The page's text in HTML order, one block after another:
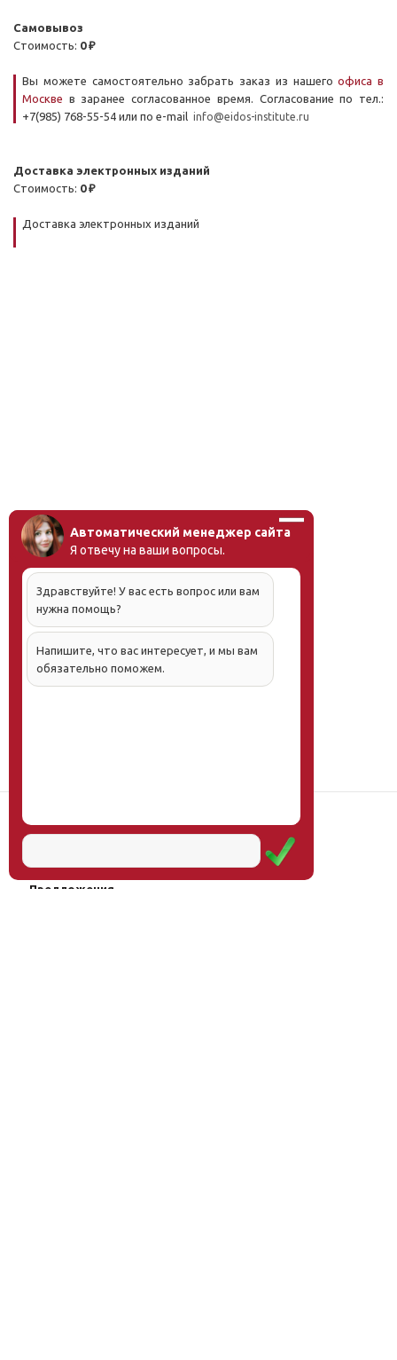
Самовывоз
Стоимость: 0 ₽
Вы можете самостоятельно забрать заказ из нашегоофиса в
Москве в заранее согласованное время. Согласование по тел.:
+7(985) 768-55-54 или по e-mail info@eidos-institute.ru
Доставка электронных изданий
Стоимость: 0 ₽
Доставка электронных изданий
Научная школа
Услуги
Предложения
Автоматический менеджер сайта
Я отвечу на ваши вопросы.
Здравствуйте! У вас есть вопрос или вам
нужна помощь?
Напишите, что вас интересует, и мы вам
обязательно поможем.